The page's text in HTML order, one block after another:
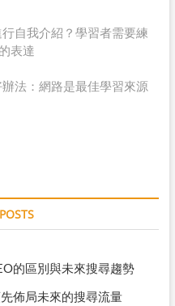
自我介紹？學習者需要練
表達
法：網路是最佳學習來源
的區別與未來搜尋趨勢
佈局未來的搜尋流量